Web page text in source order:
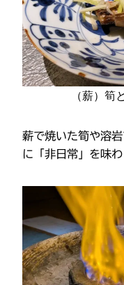
（薪）筍
薪で焼いた筍や溶
に「非日常」を味わ